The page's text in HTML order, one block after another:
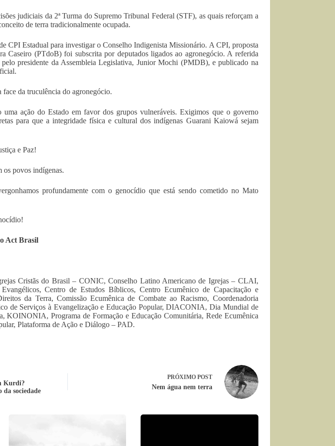
judiciais da 2ª Turma do Supremo Tribunal Federal (STF), as quais reforçam a
de terra tradicionalmente ocupada.
CPI Estadual para investigar o Conselho Indigenista Missionário. A CPI, proposta
Caseiro (PTdoB) foi subscrita por deputados ligados ao agronegócio. A referida
presidente da Assembleia Legislativa, Junior Mochi (PMDB), e publicado na
da truculência do agronegócio.
uma ação do Estado em favor dos grupos vulneráveis. Exigimos que o governo
para que a integridade física e cultural dos indígenas Guarani Kaiowá sejam
e Paz!
os povos indígenas.
profundamente com o genocídio que está sendo cometido no Mato
Act Brasil
Cristãs do Brasil – CONIC, Conselho Latino Americano de Igrejas – CLAI,
Centro de Estudos Bíblicos, Centro Ecumênico de Capacitação e
da Terra, Comissão Ecumênica de Combate ao Racismo, Coordenadoria
de Serviços à Evangelização e Educação Popular, DIACONIA, Dia Mundial de
KOINONIA, Programa de Formação e Educação Comunitária, Rede Ecumênica
Plataforma de Ação e Diálogo – PAD.
Kurdi?
da sociedade
PRÓXIMO POST
Nem água nem terra